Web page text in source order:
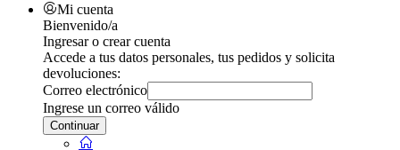
Mi cuenta
Bienvenido/a
Ingresar o crear cuenta
Accede a tus datos personales, tus pedidos y solicita
devoluciones:
Correo electrónico
Ingrese un correo válido
Continuar